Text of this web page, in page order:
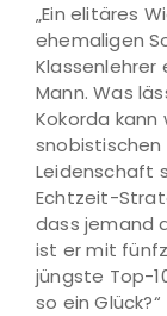
„Ein elitäres
ehemaligen
Mann. Was
Kokorda
snobistischen
Leidenschaft
Echtzeit-
dass jemand
ist er mit
jüngste Top-
so ein Glück?“